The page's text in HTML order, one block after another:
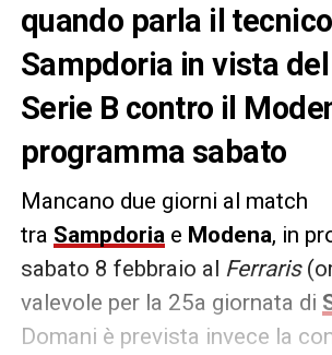
quando parla il
Sampdoria in vista
Serie B contro il
programma sabato
Mancano due giorni al match
tra Sampdoriae Modena, in
sabato 8 febbraio al Ferraris
valevole per la 25a giornata di
Domani è prevista invece la